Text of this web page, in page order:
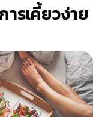
ารเคี้ยวง่าย